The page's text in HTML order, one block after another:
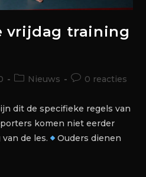
vrijdag training
Nieuws 0 reacties
dit de specifieke regels van
komen niet eerder
de les.
Ouders dienen